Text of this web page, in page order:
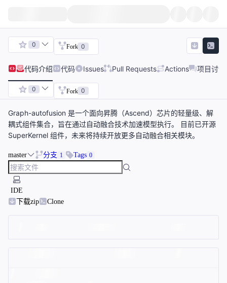
0 Fork 0
代码介绍 代码 Issues Pull Requests Actions 项目讨论
0 Fork 0
Graph-autofusion 是一个面向昇腾（Ascend）芯片的轻量级、解
耦式组件集合，旨在通过自动融合技术加速模型执行。 目前已开源
SuperKernel 组件，未来将持续开放更多自动融合相关模块。
master 分支 1 Tags 0
IDE
下载zip
Clone